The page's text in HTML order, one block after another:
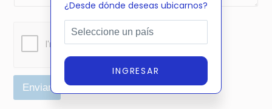
¿Desde dónde deseas ubicarnos?
INGRESAR
Enviar